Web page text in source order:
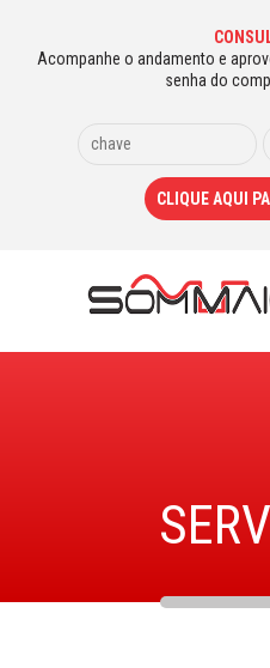
Acompanhe o andamento e
senha do